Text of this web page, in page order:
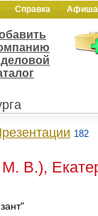
Справка Афиша
182
В.),